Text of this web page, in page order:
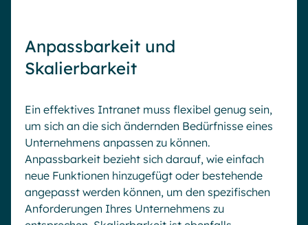
Anpassbarkeit und
Skalierbarkeit
Ein effektives Intranet muss flexibel genug sein,
um sich an die sich ändernden Bedürfnisse eines
Unternehmens anpassen zu können.
Anpassbarkeit bezieht sich darauf, wie einfach
neue Funktionen hinzugefügt oder bestehende
angepasst werden können, um den spezifischen
Anforderungen Ihres Unternehmens zu